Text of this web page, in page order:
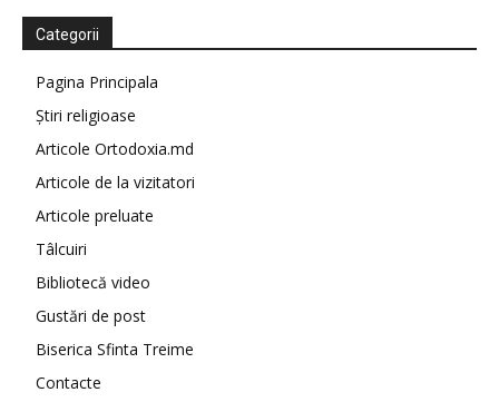
Categorii
Pagina Principala
Știri religioase
Articole Ortodoxia.md
Articole de la vizitatori
Articole preluate
Tâlcuiri
Bibliotecă video
Gustări de post
Biserica Sfinta Treime
Contacte